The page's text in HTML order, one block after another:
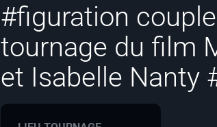
#figuration
tournage du film
et Isabelle Nanty